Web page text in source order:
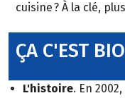
cuisine ? À la clé,
ÇA C'EST
L'histoire. En